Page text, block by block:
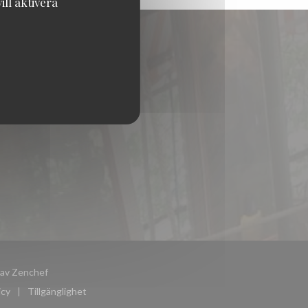
Zenchef((öppnas i ett nytt fönster))
i ett nytt fönster))
Tillgänglighet
((öppnas i ett nytt fönster))